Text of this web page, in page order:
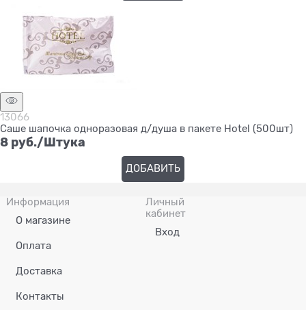
13066
Саше шапочка одноразовая д/душа в пакете Hotel (500шт)
8 руб./Штука
ДОБАВИТЬ
Информация
О магазине
Оплата
Доставка
Контакты
Личный
кабинет
Вход